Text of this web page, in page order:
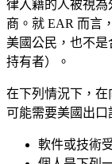
律入籍的人被視
商。就 EAR 而言
美國公民，也不
持有者）。
在下列情況下，
可能需要美國出口
軟件或技術